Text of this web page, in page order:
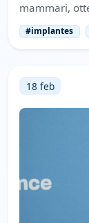
mammari,
#implantes
18 feb